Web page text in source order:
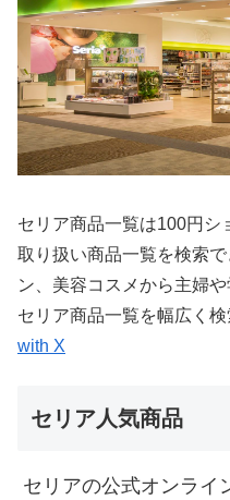
セリア商品一覧は100円シ
取り扱い商品一覧を検索
ン、美容コスメから主婦
セリア商品一覧を幅広く検
with X
セリア人気商品
セリアの公式オンライ